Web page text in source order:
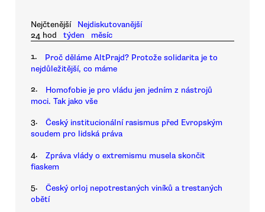
Nejčtenější
Nejdiskutovanější
24 hod
týden měsíc
1.
Proč děláme AltPrajd? Protože solidarita je to
nejdůležitější, co máme
2.
Homofobie je pro vládu jen jedním z nástrojů
moci. Tak jako vše
3.
Český institucionální rasismus před Evropským
soudem pro lidská práva
4.
Zpráva vlády o extremismu musela skončit
fiaskem
5.
Český orloj nepotrestaných viníků a trestaných
obětí